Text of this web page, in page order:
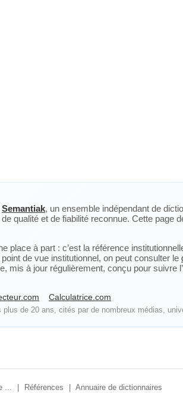
Semantiak, un ensemble indépendant de
qualité et de fiabilité reconnue. Cette page
place à part : c’est la référence
de vue institutionnel, on peut consulter le
mis à jour régulièrement, conçu pour suivre
Calculatrice.com
de 20 ans, cités par de nombreux médias,
... Références Annuaire de dictionnaires